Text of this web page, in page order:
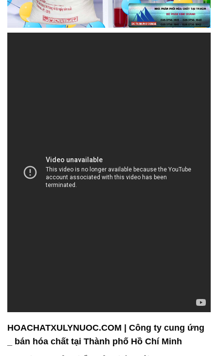
HOACHATXULYNUOC.COM | Công ty cung ứng
_ bán hóa chất tại Thành phố Hồ Chí Minh